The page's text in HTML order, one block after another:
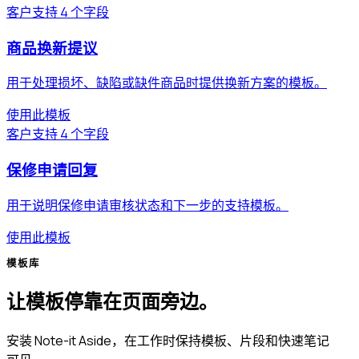
客户支持4 个字段
商品换新提议
用于处理损坏、缺陷或缺件商品时提供换新方案的模板。
使用此模板
客户支持4 个字段
保修申请回复
用于说明保修申请审核状态和下一步的支持模板。
使用此模板
模板库
让模板停靠在页面旁边。
安装 Note-it Aside，在工作时保持模板、片段和快速笔记